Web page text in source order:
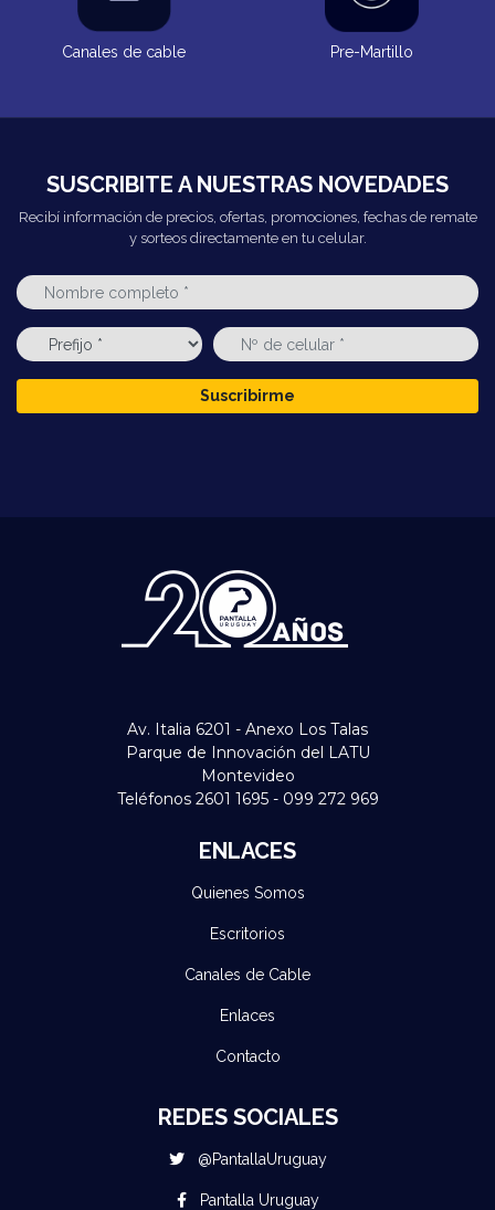
Canales de cable Pre-Martillo
SUSCRIBITE A NUESTRAS NOVEDADES
Recibí información de precios, ofertas, promociones, fechas de remate
y sorteos directamente en tu celular.
Suscribirme
Av. Italia 6201 - Anexo Los Talas
Parque de Innovación del LATU
Montevideo
Teléfonos 2601 1695 - 099 272 969
ENLACES
Quienes Somos
Escritorios
Canales de Cable
Enlaces
Contacto
REDES SOCIALES
@PantallaUruguay
Pantalla Uruguay